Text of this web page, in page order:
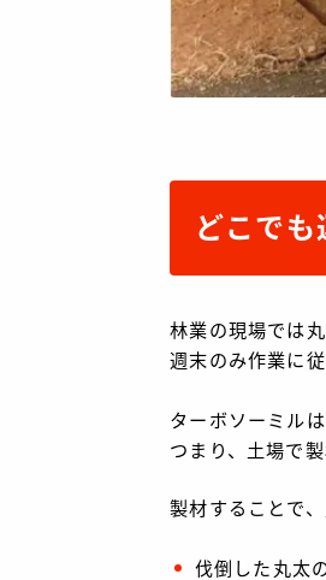
どこで
林業の現場では
週末のみ作業に
ターボソーミル
つまり、土場で
製材することで
伐倒した丸太